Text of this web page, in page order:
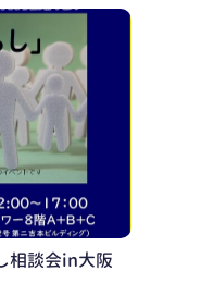
相談会in大阪